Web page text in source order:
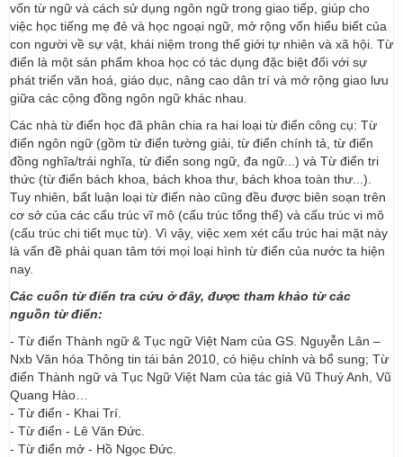
vốn từ ngữ và cách sử dụng ngôn ngữ trong giao tiếp, giúp cho
việc học tiếng mẹ đẻ và học ngoại ngữ, mở rộng vốn hiểu biết của
con người về sự vật, khái niệm trong thế giới tự nhiên và xã hội. Từ
điển là một sản phẩm khoa học có tác dụng đặc biệt đối với sự
phát triển văn hoá, giáo dục, nâng cao dân trí và mở rộng giao lưu
giữa các cộng đồng ngôn ngữ khác nhau.
Các nhà từ điển học đã phân chia ra hai loại từ điển công cụ: Từ
điển ngôn ngữ (gồm từ điển tường giải, từ điển chính tả, từ điển
đồng nghĩa/trái nghĩa, từ điển song ngữ, đa ngữ...) và Từ điển tri
thức (từ điển bách khoa, bách khoa thư, bách khoa toàn thư...).
Tuy nhiên, bất luận loại từ điển nào cũng đều được biên soạn trên
cơ sở của các cấu trúc vĩ mô (cấu trúc tổng thể) và cấu trúc vi mô
(cấu trúc chi tiết mục từ). Vì vậy, việc xem xét cấu trúc hai mặt này
là vấn đề phải quan tâm tới mọi loại hình từ điển của nước ta hiện
nay.
Các cuốn từ điển tra cứu ở đây, được tham khảo từ các
nguồn từ điển:
- Từ điển Thành ngữ & Tục ngữ Việt Nam của GS. Nguyễn Lân –
Nxb Văn hóa Thông tin tái bản 2010, có hiệu chỉnh và bổ sung; Từ
điển Thành ngữ và Tục Ngữ Việt Nam của tác giả Vũ Thuý Anh, Vũ
Quang Hào…
- Từ điển - Khai Trí.
- Từ điển - Lê Văn Đức.
- Từ điển mở - Hồ Ngọc Đức.